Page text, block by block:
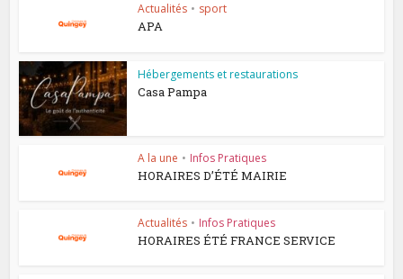
Actualités • sport
APA
Hébergements et restaurations
Casa Pampa
A la une • Infos Pratiques
HORAIRES D’ÉTÉ MAIRIE
Actualités • Infos Pratiques
HORAIRES ÉTÉ FRANCE SERVICE